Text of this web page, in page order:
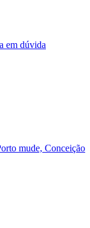
em dúvida
mude, Conceição